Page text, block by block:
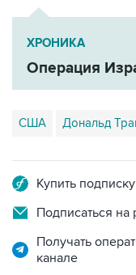
ХРОНИКА
Операция
США Дональд
Купить
Подписаться на
Получать
канале